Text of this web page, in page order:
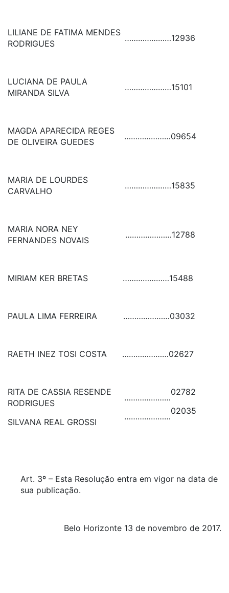
LILIANE DE FATIMA MENDES
RODRIGUES
…………………12936
LUCIANA DE PAULA
MIRANDA SILVA
…………………15101
MAGDA APARECIDA REGES
DE OLIVEIRA GUEDES
…………………09654
MARIA DE LOURDES
CARVALHO
…………………15835
MARIA NORA NEY
FERNANDES NOVAIS
…………………12788
MIRIAM KER BRETAS …………………15488
PAULA LIMA FERREIRA …………………03032
RAETH INEZ TOSI COSTA …………………02627
RITA DE CASSIA RESENDE
RODRIGUES
SILVANA REAL GROSSI
…………………
…………………
02782
02035
Art. 3º – Esta Resolução entra em vigor na data de
sua publicação.
Belo Horizonte 13 de novembro de 2017.